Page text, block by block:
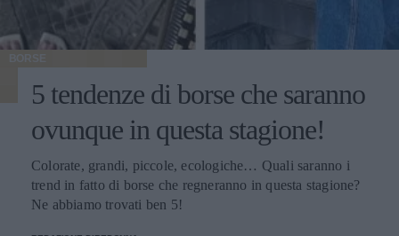
BORSE
5 tendenze di borse che saranno
ovunque in questa stagione!
Colorate, grandi, piccole, ecologiche… Quali saranno i
trend in fatto di borse che regneranno in questa stagione?
Ne abbiamo trovati ben 5!